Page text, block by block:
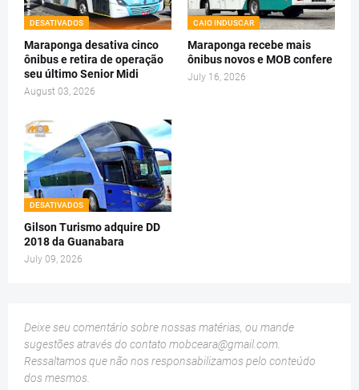
DESATIVADOS
Maraponga desativa cinco
ônibus e retira de operação
seu último Senior Midi
August 03, 2026
CAIO INDUSCAR
Maraponga recebe mais
ônibus novos e MOB confere
July 16, 2026
DESATIVADOS
Gilson Turismo adquire DD
2018 da Guanabara
July 09, 2026
Deixe seu comentário sobre nossas matérias, ou mande
sugestões através do contato mobceara@gmail.com.
Ressaltamos que não nos responsabilizamos pelo conteúdo
dos mesmos.